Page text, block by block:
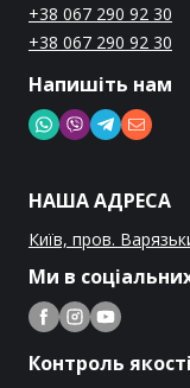
+38 067 290 92 30
+38 067 290 92 30
Напишіть нам
НАША АДРЕСА
Київ, пров.
Ми в
Контроль якості